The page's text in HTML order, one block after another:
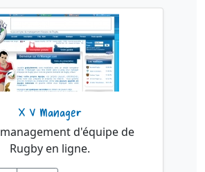
X V Manager
management d'équipe de
Rugby en ligne.